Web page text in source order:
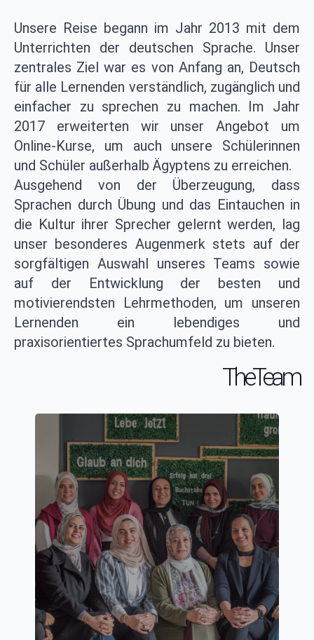
Unsere Reise begann im Jahr 2013 mit dem
Unterrichten der deutschen Sprache. Unser
zentrales Ziel war es von Anfang an, Deutsch
für alle Lernenden verständlich, zugänglich und
einfacher zu sprechen zu machen. Im Jahr
2017 erweiterten wir unser Angebot um
Online-Kurse, um auch unsere Schülerinnen
und Schüler außerhalb Ägyptens zu erreichen.
Ausgehend von der Überzeugung, dass
Sprachen durch Übung und das Eintauchen in
die Kultur ihrer Sprecher gelernt werden, lag
unser besonderes Augenmerk stets auf der
sorgfältigen Auswahl unseres Teams sowie
auf der Entwicklung der besten und
motivierendsten Lehrmethoden, um unseren
Lernenden ein lebendiges und
praxisorientiertes Sprachumfeld zu bieten.
The Team